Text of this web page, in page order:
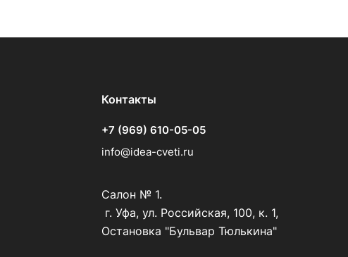
Контакты
+7 (969) 610-05-05
info@idea-cveti.ru
Салон № 1.
г. Уфа, ул. Российская, 100, к. 1,
Остановка "Бульвар Тюлькина"